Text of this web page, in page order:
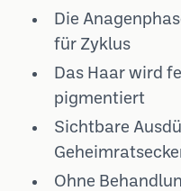
Die
für Zyklus
Das Haar wird
pigmentiert
Sichtbare
Ohne